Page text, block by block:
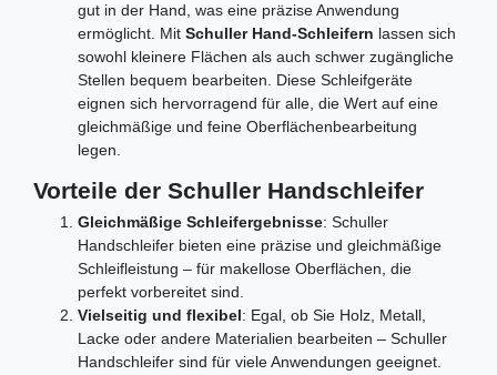
gut in der Hand, was eine präzise Anwendung
ermöglicht. Mit Schuller Hand-Schleifern lassen sich
sowohl kleinere Flächen als auch schwer zugängliche
Stellen bequem bearbeiten. Diese Schleifgeräte
eignen sich hervorragend für alle, die Wert auf eine
gleichmäßige und feine Oberflächenbearbeitung
legen.
Vorteile der Schuller Handschleifer
Gleichmäßige Schleifergebnisse: Schuller
Handschleifer bieten eine präzise und gleichmäßige
Schleifleistung – für makellose Oberflächen, die
perfekt vorbereitet sind.
Vielseitig und flexibel: Egal, ob Sie Holz, Metall,
Lacke oder andere Materialien bearbeiten – Schuller
Handschleifer sind für viele Anwendungen geeignet.